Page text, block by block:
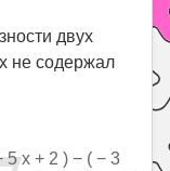
двух
не содержал
5 x + 2 ) − ( − 3